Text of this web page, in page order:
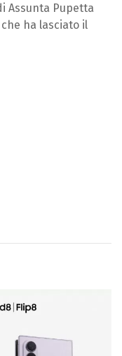
Assunta Pupetta
ha lasciato il